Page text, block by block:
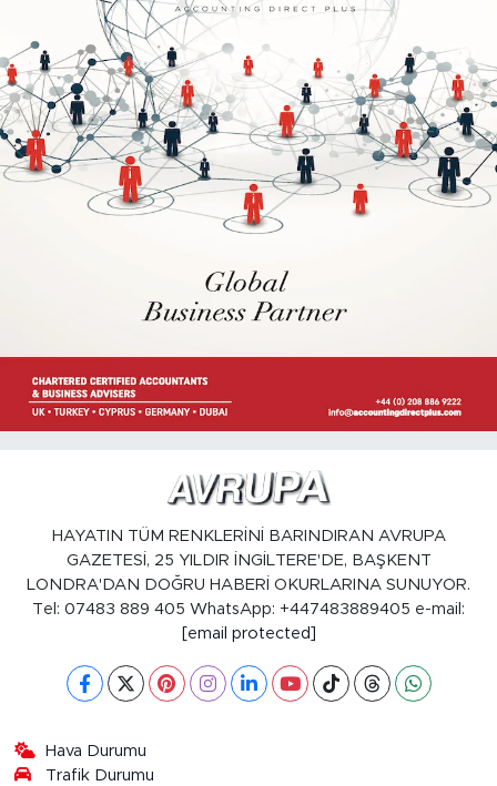
HAYATIN TÜM RENKLERİNİ BARINDIRAN AVRUPA
GAZETESİ, 25 YILDIR İNGİLTERE'DE, BAŞKENT
LONDRA'DAN DOĞRU HABERİ OKURLARINA SUNUYOR.
Tel: 07483 889 405 WhatsApp: +447483889405 e-mail:
[email protected]
Hava Durumu
Trafik Durumu